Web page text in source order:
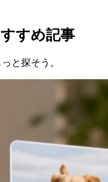
すめ記事
と探そう。